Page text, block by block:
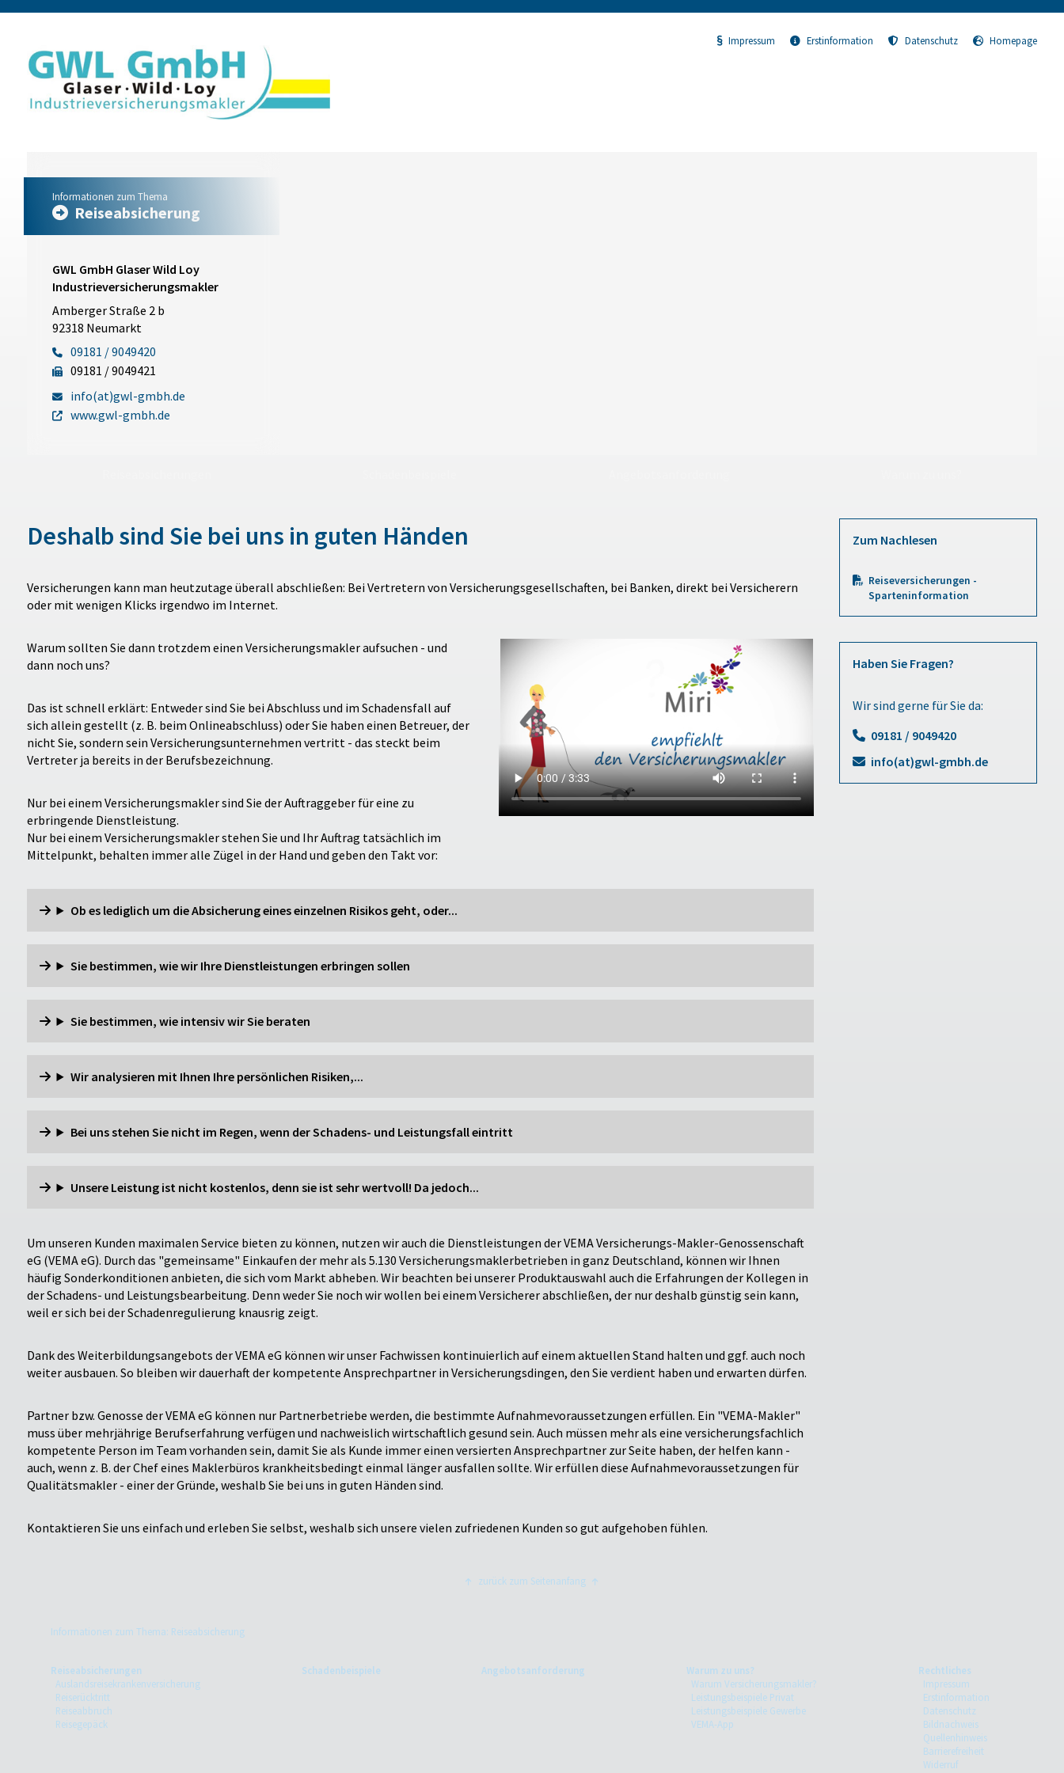
Impressum Erstinformation Datenschutz Homepage
Informationen zum Thema
Reiseabsicherung
GWL GmbH Glaser Wild Loy
Industrieversicherungsmakler
Amberger Straße 2 b
92318 Neumarkt
09181 / 9049420
09181 / 9049421
info(at)gwl-gmbh.de
www.gwl-gmbh.de
Deshalb sind Sie bei uns in guten Händen
Versicherungen kann man heutzutage überall abschließen: Bei Vertretern von Versicherungsgesellschaften, bei Banken, direkt bei Versicherern
oder mit wenigen Klicks irgendwo im Internet.
Warum sollten Sie dann trotzdem einen Versicherungsmakler aufsuchen - und
dann noch uns?
Das ist schnell erklärt: Entweder sind Sie bei Abschluss und im Schadensfall auf
sich allein gestellt (z. B. beim Onlineabschluss) oder Sie haben einen Betreuer, der
nicht Sie, sondern sein Versicherungsunternehmen vertritt - das steckt beim
Vertreter ja bereits in der Berufsbezeichnung.
Nur bei einem Versicherungsmakler sind Sie der Auftraggeber für eine zu
erbringende Dienstleistung.
Nur bei einem Versicherungsmakler stehen Sie und Ihr Auftrag tatsächlich im
Mittelpunkt, behalten immer alle Zügel in der Hand und geben den Takt vor:
Ob es lediglich um die Absicherung eines einzelnen Risikos geht, oder...
Sie bestimmen, wie wir Ihre Dienstleistungen erbringen sollen
Sie bestimmen, wie intensiv wir Sie beraten
Wir analysieren mit Ihnen Ihre persönlichen Risiken,...
Bei uns stehen Sie nicht im Regen, wenn der Schadens- und Leistungsfall eintritt
Unsere Leistung ist nicht kostenlos, denn sie ist sehr wertvoll! Da jedoch...
Um unseren Kunden maximalen Service bieten zu können, nutzen wir auch die Dienstleistungen der VEMA Versicherungs-Makler-Genossenschaft
eG (VEMA eG). Durch das "gemeinsame" Einkaufen der mehr als 5.130 Versicherungsmaklerbetrieben in ganz Deutschland, können wir Ihnen
häufig Sonderkonditionen anbieten, die sich vom Markt abheben. Wir beachten bei unserer Produktauswahl auch die Erfahrungen der Kollegen in
der Schadens- und Leistungsbearbeitung. Denn weder Sie noch wir wollen bei einem Versicherer abschließen, der nur deshalb günstig sein kann,
weil er sich bei der Schadenregulierung knausrig zeigt.
Dank des Weiterbildungsangebots der VEMA eG können wir unser Fachwissen kontinuierlich auf einem aktuellen Stand halten und ggf. auch noch
weiter ausbauen. So bleiben wir dauerhaft der kompetente Ansprechpartner in Versicherungsdingen, den Sie verdient haben und erwarten dürfen.
Partner bzw. Genosse der VEMA eG können nur Partnerbetriebe werden, die bestimmte Aufnahmevoraussetzungen erfüllen. Ein "VEMA-Makler"
muss über mehrjährige Berufserfahrung verfügen und nachweislich wirtschaftlich gesund sein. Auch müssen mehr als eine versicherungsfachlich
kompetente Person im Team vorhanden sein, damit Sie als Kunde immer einen versierten Ansprechpartner zur Seite haben, der helfen kann -
auch, wenn z. B. der Chef eines Maklerbüros krankheitsbedingt einmal länger ausfallen sollte. Wir erfüllen diese Aufnahmevoraussetzungen für
Qualitätsmakler - einer der Gründe, weshalb Sie bei uns in guten Händen sind.
Kontaktieren Sie uns einfach und erleben Sie selbst, weshalb sich unsere vielen zufriedenen Kunden so gut aufgehoben fühlen.
Zum Nachlesen
Reiseversicherungen -
Sparteninformation
Haben Sie Fragen?
Wir sind gerne für Sie da:
09181 / 9049420
info(at)gwl-gmbh.de
zurück zum Seitenanfang
Informationen zum Thema: Reiseabsicherung
Reiseabsicherungen
Auslandsreisekrankenversicherung
Reiserücktritt
Reiseabbruch
Reisegepäck
Schadenbeispiele Angebotsanforderung
Warum zu uns?
Warum Versicherungsmakler?
Leistungsbeispiele Privat
Leistungsbeispiele Gewerbe
VEMA-App
Rechtliches
Impressum
Erstinformation
Datenschutz
Bildnachweis
Quellenhinweis
Barrierefreiheit
Widerruf